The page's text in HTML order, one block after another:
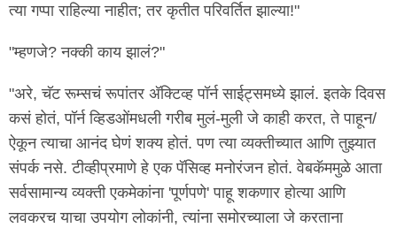
त्या गप्पा राहिल्या नाहीत; तर कृतीत परिवर्तित झाल्या!"
"म्हणजे? नक्की काय झालं?"
"अरे, चॅट रूम्सचं रूपांतर अ‍ॅक्टिव्ह पॉर्न साईट्समध्ये झालं. इतके दिवस
कसं होतं, पॉर्न व्हिडओंमधली गरीब मुलं-मुली जे काही करत, ते पाहून/
ऐकून त्याचा आनंद घेणं शक्य होतं. पण त्या व्यक्तीच्यात आणि तुझ्यात
संपर्क नसे. टीव्हीप्रमाणे हे एक पॅसिव्ह मनोरंजन होतं. वेबकॅममुळे आता
सर्वसामान्य व्यक्ती एकमेकांना 'पूर्णपणे' पाहू शकणार होत्या आणि
लवकरच याचा उपयोग लोकांनी, त्यांना समोरच्याला जे करताना